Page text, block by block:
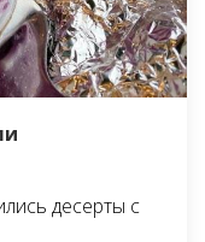
десерты с